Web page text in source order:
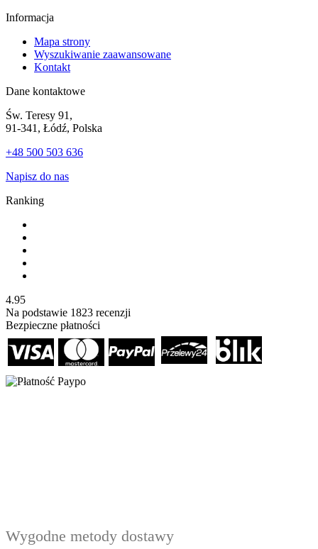
Informacja
Mapa strony
Wyszukiwanie zaawansowane
Kontakt
Dane kontaktowe
Św. Teresy 91,
91-341, Łódź, Polska
+48 500 503 636
Napisz do nas
Ranking
4.95
Na podstawie 1823 recenzji
Bezpieczne płatności
Wygodne metody dostawy